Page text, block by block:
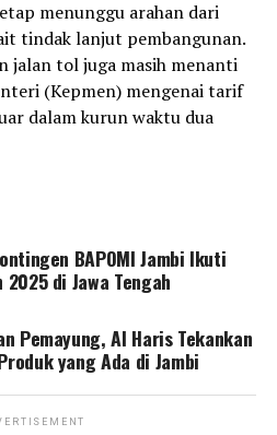
menunggu arahan dari
tindak lanjut pembangunan.
jalan tol juga masih menanti
(Kepmen) mengenai tarif
dalam kurun waktu dua
BAPOMI Jambi Ikuti
2025 di Jawa Tengah
Pemayung, Al Haris Tekankan
yang Ada di Jambi